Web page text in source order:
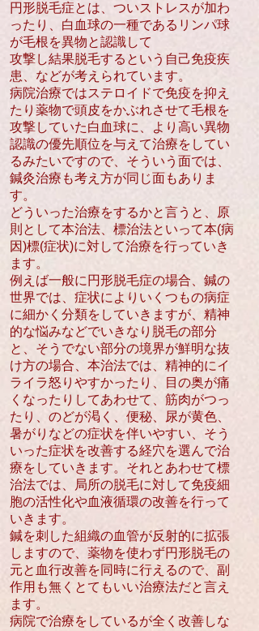
円形脱毛症とは、ついストレスが加わ
ったり、白血球の一種であるリンパ球
が毛根を異物と認識して
攻撃し結果脱毛するという自己免疫疾
患、などが考えられています。
病院治療ではステロイドで免疫を抑え
たり薬物で頭皮をかぶれさせて毛根を
攻撃していた白血球に、より高い異物
認識の優先順位を与えて治療をしてい
るみたいですので、そういう面では、
鍼灸治療も考え方が同じ面もありま
す。
どういった治療をするかと言うと、原
則として本治法、標治法といって本(病
因)標(症状)に対して治療を行っていき
ます。
例えば一般に円形脱毛症の場合、鍼の
世界では、症状によりいくつもの病症
に細かく分類をしていきますが、精神
的な悩みなどでいきなり脱毛の部分
と、そうでない部分の境界が鮮明な抜
け方の場合、本治法では、精神的にイ
ライラ怒りやすかったり、目の奥が痛
くなったりしてあわせて、筋肉がつっ
たり、のどが渇く、便秘、尿が黄色、
暑がりなどの症状を伴いやすい、そう
いった症状を改善する経穴を選んで治
療をしていきます。それとあわせて標
治法では、局所の脱毛に対して免疫細
胞の活性化や血液循環の改善を行って
いきます。
鍼を刺した組織の血管が反射的に拡張
しますので、薬物を使わず円形脱毛の
元と血行改善を同時に行えるので、副
作用も無くとてもいい治療法だと言え
ます。​
病院で治療をしているが全く改善しな